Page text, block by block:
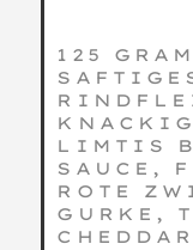
125
LIMTIS
SAUCE,
ROTE
GURKE,